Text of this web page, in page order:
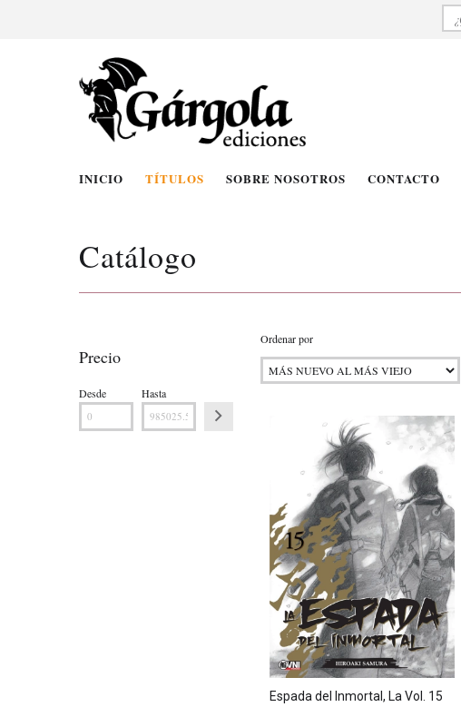
INICIO TÍTULOS SOBRE NOSOTROS CONTACTO
Catálogo
Precio
Desde Hasta
Ordenar por
Espada del Inmortal, La Vol. 15